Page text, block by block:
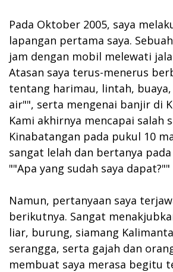
Pada Oktober 2005, saya
lapangan pertama saya.
jam dengan mobil melewati
Atasan saya terus-menerus
tentang harimau, lintah,
air"", serta mengenai banjir di
Kami akhirnya mencapai salah
Kinabatangan pada pukul 10
sangat lelah dan bertanya
""Apa yang sudah saya dapat?""
Namun, pertanyaan saya
berikutnya. Sangat
liar, burung, siamang
serangga, serta gajah dan
membuat saya merasa begitu